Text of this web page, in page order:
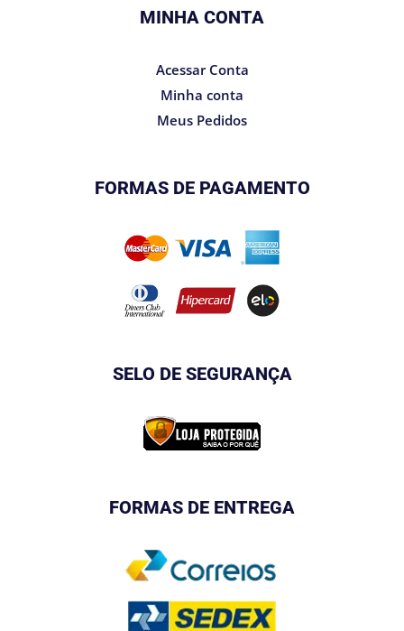
MINHA CONTA
Acessar Conta
Minha conta
Meus Pedidos
FORMAS DE PAGAMENTO
SELO DE SEGURANÇA
FORMAS DE ENTREGA